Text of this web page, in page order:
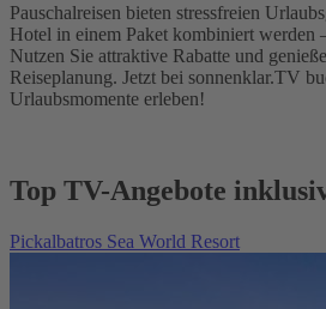
Pauschalreisen bieten stressfreien
Hotel in einem Paket kombiniert werden
Nutzen Sie attraktive Rabatte und
Reiseplanung. Jetzt bei sonnenklar.TV
Urlaubsmomente erleben!
Top TV-Angebote
Pickalbatros Sea World Resort